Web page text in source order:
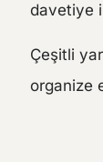
davetiye
Çeşitli
organize